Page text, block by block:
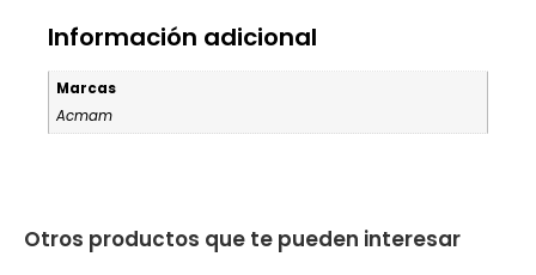
Información adicional
Marcas
Acmam
Otros productos que te pueden interesar